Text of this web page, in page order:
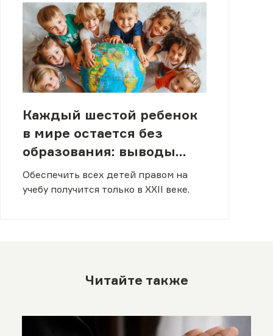
Каждый шестой ребенок
в мире остается без
образования: выводы
доклада ЮНЕСКО
Обеспечить всех детей правом на
учебу получится только в XXII веке.
Читайте также